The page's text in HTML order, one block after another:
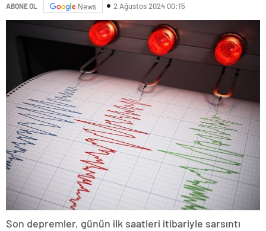
ABONE OL News 2 Ağustos 2024 00:15
Son depremler, günün ilk saatleri itibariyle sarsıntı